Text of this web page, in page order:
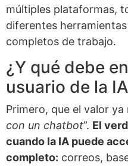
múltiples plataformas,
diferentes
completos de trabajo.
¿Y qué debe
usuario de la
Primero, que el valor ya
con un chatbot”. El
cuando la IA puede
completo: correos,